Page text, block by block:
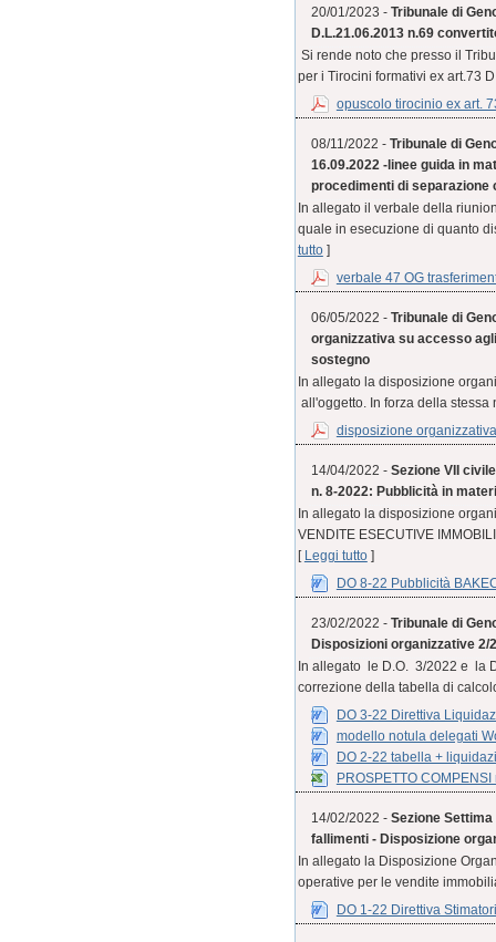
20/01/2023 - Tribunale di
D.L.21.06.2013 n.69
Si rende noto che presso il
per i Tirocini formativi ex art.73
opuscolo tirocinio ex art.
08/11/2022 - Tribunale di
16.09.2022 -linee guida in
procedimenti di separazione
In allegato il verbale della
quale in esecuzione di quanto
tutto]
verbale 47 OG
06/05/2022 - Tribunale di
organizzativa su accesso
sostegno
In allegato la disposizione
all'oggetto. In forza della stessa
disposizione
14/04/2022 - Sezione VII
n. 8-2022: Pubblicità in
In allegato la disposizione
VENDITE ESECUTIVE
[
Leggi tutto]
DO 8-22 Pubblicità
23/02/2022 - Tribunale di
Disposizioni organizzative 2/
In allegato le D.O. 3/2022 e la
correzione della tabella di
DO 3-22 Direttiva
modello notula delegati
DO 2-22 tabella +
PROSPETTO COMPENSI
14/02/2022 - Sezione
fallimenti - Disposizione
In allegato la Disposizione
operative per le vendite
DO 1-22 Direttiva